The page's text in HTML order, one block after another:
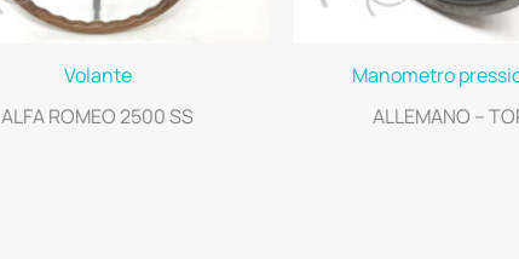
Volante
ALFA ROMEO 2500 SS
Manometro
ALLEMANO –